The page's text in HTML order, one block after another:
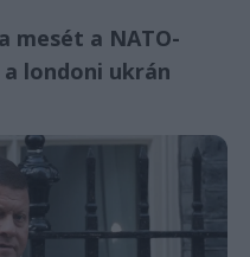
mesét a NATO-
londoni ukrán